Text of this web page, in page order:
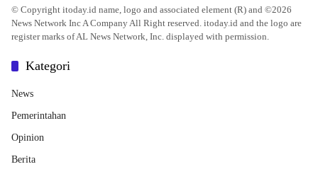
© Copyright itoday.id name, logo and associated element (R) and ©2026
News Network Inc A Company All Right reserved. itoday.id and the logo are
register marks of AL News Network, Inc. displayed with permission.
Kategori
News
Pemerintahan
Opinion
Berita